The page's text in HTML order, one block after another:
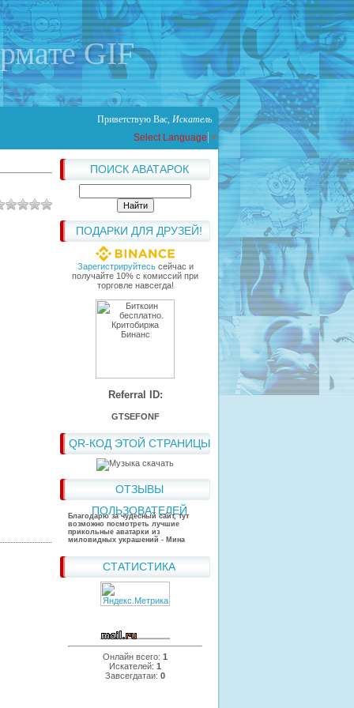
GIF
Приветствую Вас, Искатель
Select Language ▼
ПОИСК АВАТАРОК
ПОДАРКИ ДЛЯ ДРУЗЕЙ!
Зарегистрируйтесьсейчас и
получайте 10% с комиссий при
торговле навсегда!
Referral ID:
GTSEFONF
QR-КОД ЭТОЙ СТРАНИЦЫ
ОТЗЫВЫ
ПОЛЬЗОВАТЕЛЕЙ
Благодарю за чудесный сайт, тут
возможно посмотреть лучшие
прикольные аватарки из
миловидных украшений - Мина
СТАТИСТИКА
Онлайн всего: 1
Искателей: 1
Завсегдатаи: 0